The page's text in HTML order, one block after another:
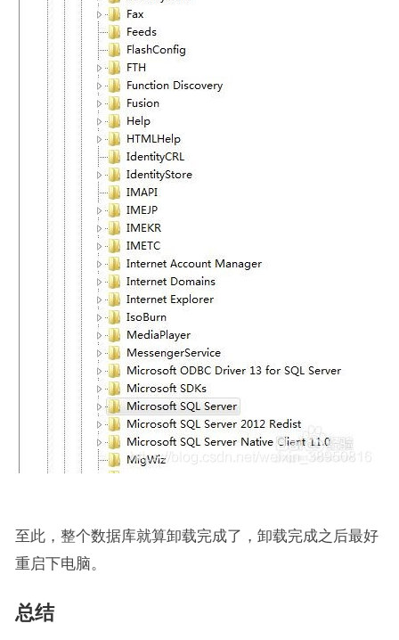
至此，整个数据库就算卸载完成了，卸载完成之后最好
重启下电脑。
总结